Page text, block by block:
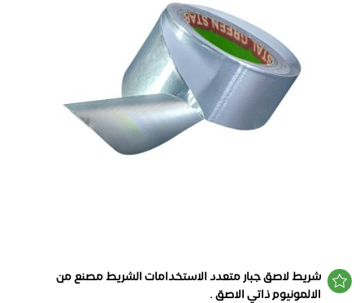
شريط لاصق جبار متعدد الاستخدامات الشريط مصنع من
الالمونيوم ذاتي الاصق .